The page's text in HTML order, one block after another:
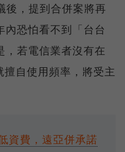
後，提到合併案將再
內恐怕看不到「台台
，若電信業者沒有在
自使用頻率，將受主
資費，遠亞併承諾